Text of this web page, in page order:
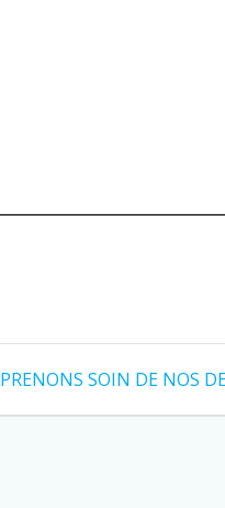
PRENONS SOIN DE NOS